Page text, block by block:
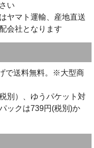
い
ヤマト運輸、産地直送
会社となります
で送料無料。※大型商
別）、ゆうパケット対
ックは739円(税別)か